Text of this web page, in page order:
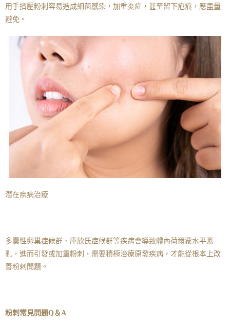
用手擠壓粉刺容易造成細菌感染，加重炎症，甚至留下疤痕，應盡量
避免。
潛在疾病治療
多囊性卵巢症候群、庫欣氏症候群等疾病會導致體內荷爾蒙水平紊
亂，進而引發或加重粉刺，需要積極治療原發疾病，才能從根本上改
善粉刺問題。
粉刺常見問題Q＆A